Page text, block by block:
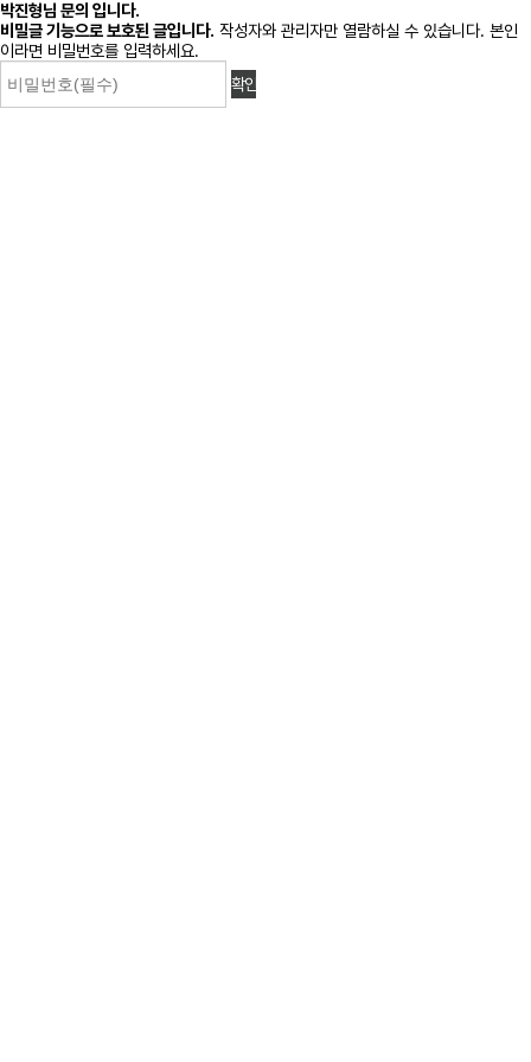
박진형님 문의 입니다.
비밀글 기능으로 보호된 글입니다. 작성자와 관리자만 열람하실 수 있습니다. 본인
이라면 비밀번호를 입력하세요.